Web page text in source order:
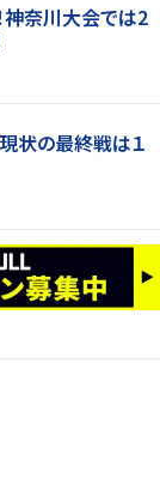
神奈川大会では2
状の最終戦は１